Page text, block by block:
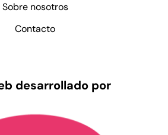
Sobre nosotros
Contacto
desarrollado por